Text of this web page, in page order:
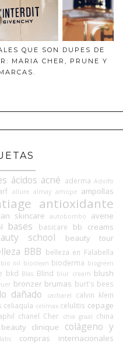
QUE SON DUPES DE
MARIA CHER, PRUNE Y
ácidos acné aderma Adolfo
allure almay amope ampollas
antioxidante
skincare autobombo avene
bases basicare bb creams
school beauty tour
BBB belleza en Falabella
bio oil bioclean bioderma biogreen
bkd Blas Blind blur cream blush
bronzer brumas burt's bees
dañado cacharel
calvin klein
celiaquía celimax celulitis cepage
chanel Cher chia graal china
clinique
colágeno y
compras internacionales